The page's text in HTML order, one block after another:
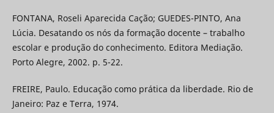
FONTANA, Roseli Aparecida Cação; GUEDES-PINTO, Ana
Lúcia. Desatando os nós da formação docente – trabalho
escolar e produção do conhecimento. Editora Mediação.
Porto Alegre, 2002. p. 5-22.
FREIRE, Paulo. Educação como prática da liberdade. Rio de
Janeiro: Paz e Terra, 1974.